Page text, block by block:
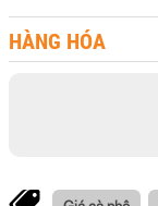
HÀNG HÓA